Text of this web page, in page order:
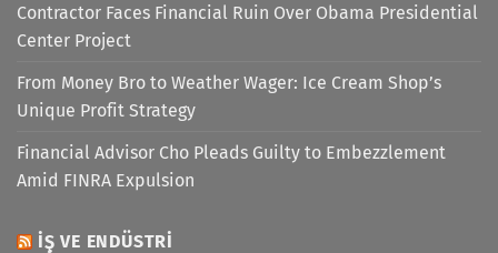
Contractor Faces Financial Ruin Over Obama Presidential
Center Project
From Money Bro to Weather Wager: Ice Cream Shop’s
Unique Profit Strategy
Financial Advisor Cho Pleads Guilty to Embezzlement
Amid FINRA Expulsion
İŞ VE ENDÜSTRI